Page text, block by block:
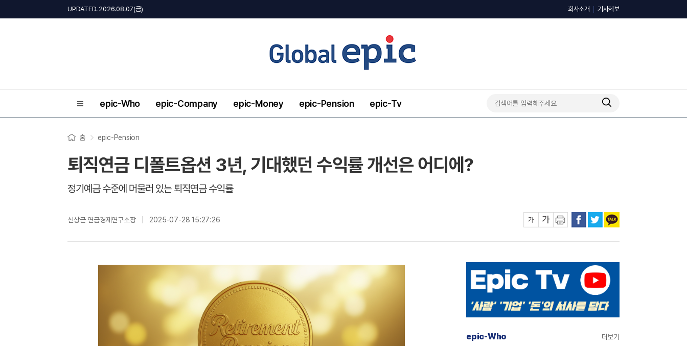
UPDATED. 2026.08.07(금) 회사소개 기사제보
epic-Who epic-Company epic-Money epic-Pension epic-Tv
홈 epic-Pension
퇴직연금 디폴트옵션 3년, 기대했던 수익률 개선은 어디에?
정기예금 수준에 머물러 있는 퇴직연금 수익률
신상근 연금경제연구소장 2025-07-28 15:27:26
epic-Who 더보기